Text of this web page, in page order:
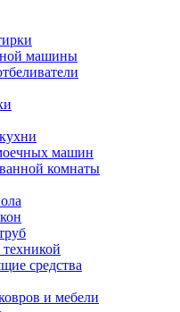
машины
машин
комнаты
средства
и мебели